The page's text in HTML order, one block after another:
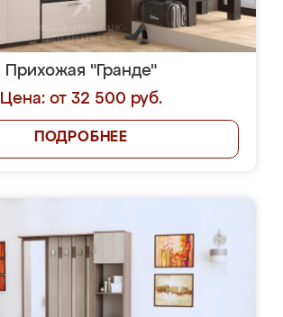
Прихожая "Гранде"
Цена: от 32 500 руб.
ПОДРОБНЕЕ